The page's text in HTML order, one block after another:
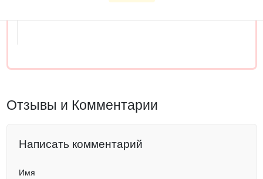
Отзывы и Комментарии
Написать комментарий
Имя